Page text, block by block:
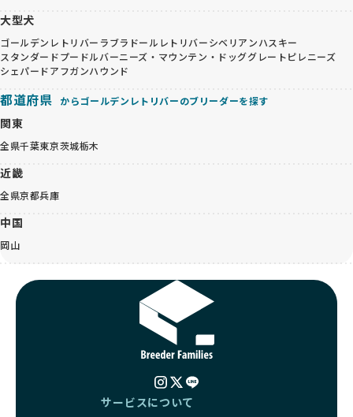
大型犬
ゴールデンレトリバー ラブラドールレトリバーシベリアンハスキー
スタンダードプードルバーニーズ・マウンテン・ドッググレートピレニーズ
シェパードアフガンハウンド
都道府県 からゴールデンレトリバーのブリーダーを探す
関東
全県千葉東京茨城栃木
近畿
全県京都兵庫
中国
岡山
サービスについて